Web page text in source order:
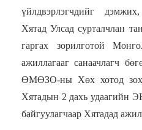
үйлдвэрлэгчдийг
Хятад Улсад сурталчлан
гаргах зорилготой
ажиллагааг санаачлагч
ӨМӨЗО-ны Хөх хотод
Хятадын 2 дахь удаагийн
байгуулагчаар Хятадад